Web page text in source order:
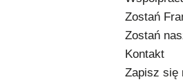
Zostań
Zostań
Kontakt
Zapisz się